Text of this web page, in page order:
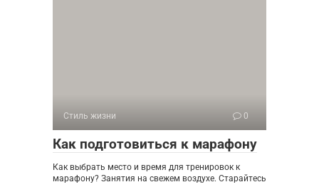
Стиль жизни 0
Как подготовиться к марафону
Как выбрать место и время для тренировок к
марафону? Занятия на свежем воздухе. Старайтесь